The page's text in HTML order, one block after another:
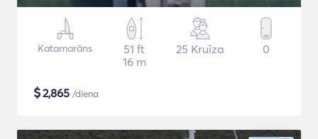
Katamarāns
51 ft
16 m
25 Kruīza 0
$2,865 /diena